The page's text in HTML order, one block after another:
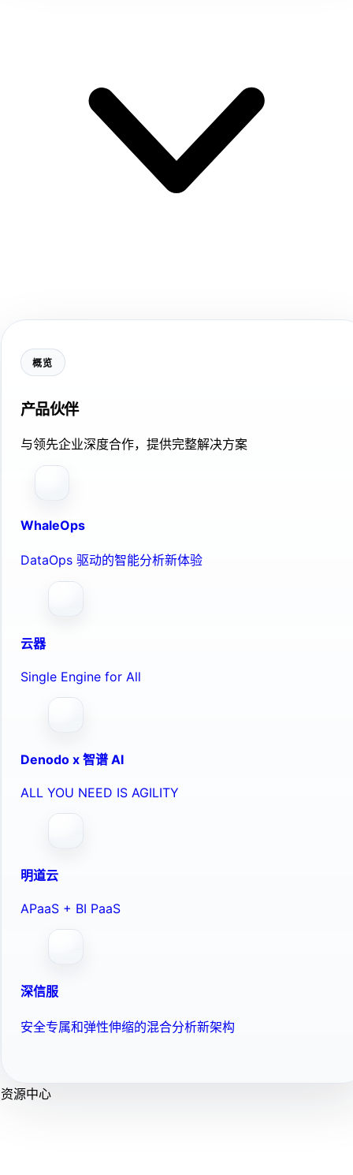
概览
产品伙伴
与领先企业深度合作，提供完整解决方案
WhaleOps
DataOps 驱动的智能分析新体验
云器
Single Engine for All
Denodo x 智谱 AI
ALL YOU NEED IS AGILITY
明道云
APaaS + BI PaaS
深信服
安全专属和弹性伸缩的混合分析新架构
资源中心